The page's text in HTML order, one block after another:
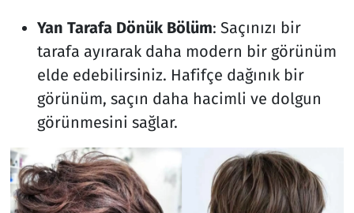
Yan Tarafa Dönük Bölüm: Saçınızı bir
tarafa ayırarak daha modern bir görünüm
elde edebilirsiniz. Hafifçe dağınık bir
görünüm, saçın daha hacimli ve dolgun
görünmesini sağlar.